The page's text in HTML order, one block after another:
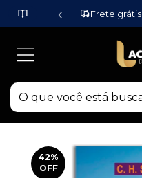
42%
OFF
‹ Frete